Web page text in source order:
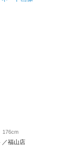
福山店
176cm